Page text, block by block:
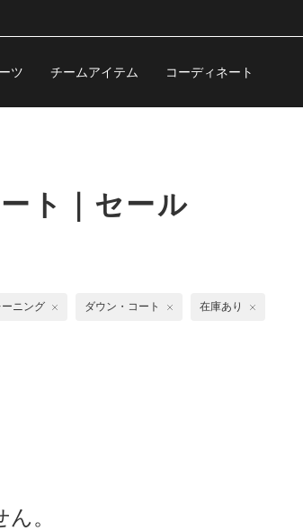
ツ チームアイテム コーディネート
ト｜セール
ーニング ダウン・コート 在庫あり
。